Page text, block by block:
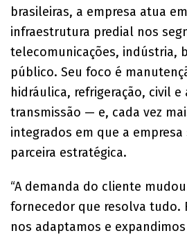
brasileiras, a empresa atua
infraestrutura predial nos
telecomunicações, indústria,
público. Seu foco é
hidráulica, refrigeração, civil
transmissão — e, cada vez
integrados em que a
parceira estratégica.
“A demanda do cliente
fornecedor que resolva tudo.
nos adaptamos e